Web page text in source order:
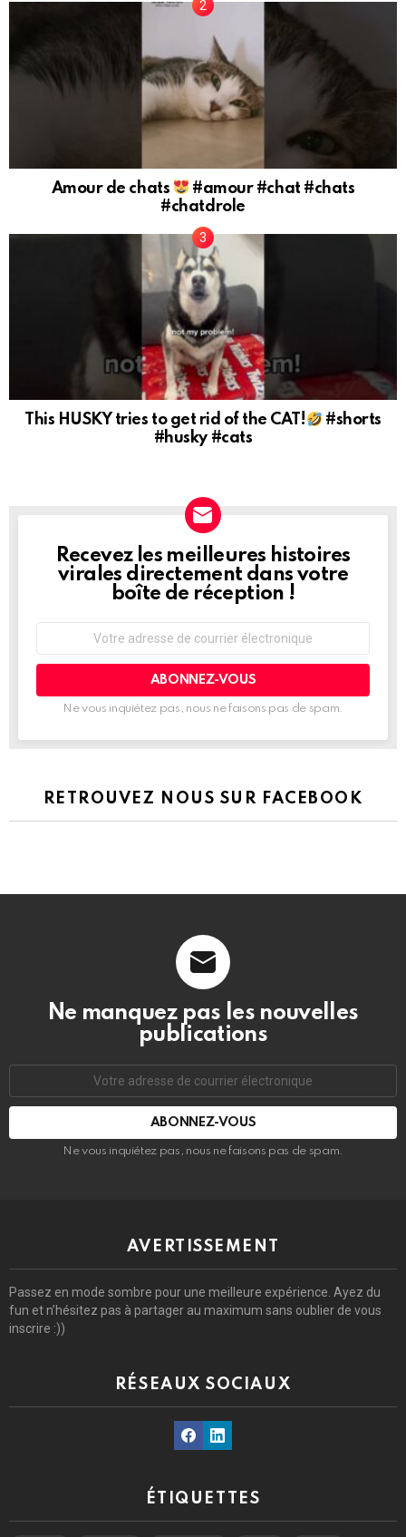
Amour de chats
#amour #chat #chats
#chatdrole
This HUSKY tries to get rid of the CAT!
#shorts
#husky #cats
NEWSLETTER
Recevez les meilleures histoires
virales directement dans votre
boîte de réception !
courrier
Ne vous inquiétez pas, nous ne faisons pas de spam.
RETROUVEZ NOUS SUR FACEBOOK
Ne manquez pas les nouvelles
publications
courrier
Ne vous inquiétez pas, nous ne faisons pas de spam.
AVERTISSEMENT
Passez en mode sombre pour une meilleure expérience. Ayez du
fun et n’hésitez pas à partager au maximum sans oublier de vous
inscrire :))
RÉSEAUX SOCIAUX
FacebookLinkedin
ÉTIQUETTES